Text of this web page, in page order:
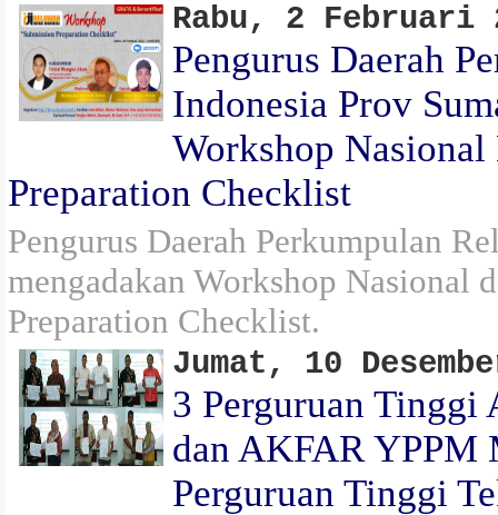
Rabu, 2 Februari
Pengurus Daerah
Indonesia Prov
Workshop
Preparation Checklist
Pengurus Daerah Perkumpulan
mengadakan Workshop Nasional
Preparation Checklist.
Jumat, 10
3 Perguruan Tinggi
dan AKFAR YPPM
Perguruan Tinggi